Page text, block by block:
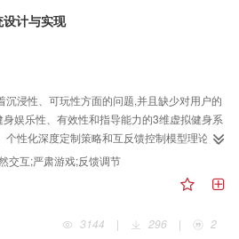
点是不需要考虑自交和连接问题,并且可以处
计与实现
沉浸性、可玩性方面的问题,并且缺少对用户的
娱乐性、有效性和指导能力的3维虚拟健身系
个性化深度定制策略和互反馈控制模型理论为
义转换,增加用户对系统的设计控制能力,实时
行科学健身。另外,依据此框架实现了一套采用
心率传感器等设备的健身系统。 本文提出了
了实现。通过问卷调查,大部分测试者对本文
并较认可系统新颖性。系统实验结果显示,本文
交互;严肃游戏;反馈调节
3144
| 296 | 2